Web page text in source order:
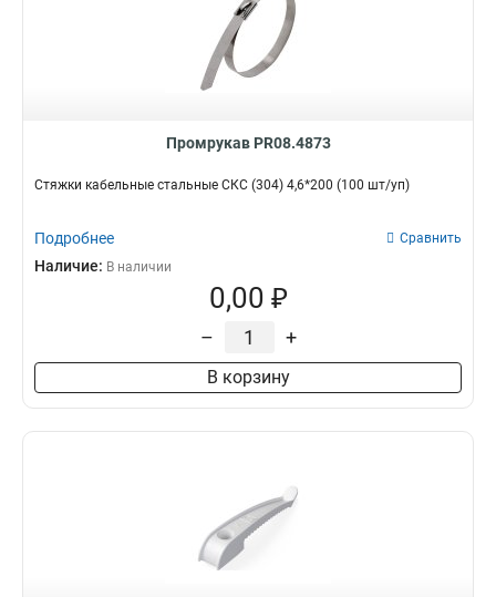
Промрукав PR08.4873
Стяжки кабельные стальные СКС (304) 4,6*200 (100 шт/уп)
Подробнее Сравнить
Наличие: В наличии
0,00 ₽
– +
В корзину